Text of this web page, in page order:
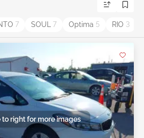
7 SOUL 7 Optima 5 RIO 3
to right for more images